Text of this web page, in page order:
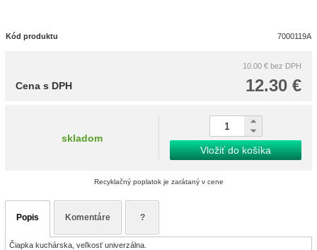
Kód produktu 7000119A
10.00 € bez DPH
12.30 €
Cena s DPH
skladom
Vložiť do košíka
Recyklačný poplatok je zarátaný v cene
Popis Komentáre ?
Čiapka kuchárska, veľkosť univerzálna.